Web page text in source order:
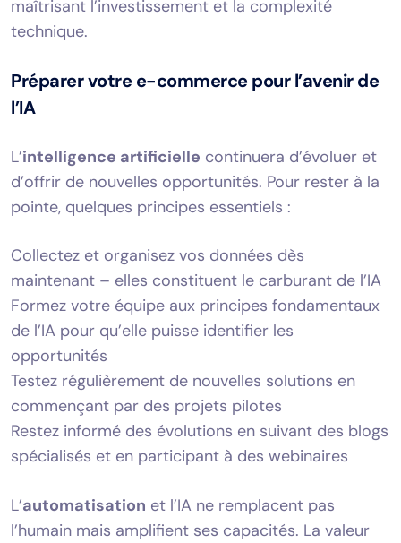
maîtrisant l’investissement et la complexité
technique.
Préparer votre e-commerce pour l’avenir de
l’IA
L’intelligence artificielle continuera d’évoluer et
d’offrir de nouvelles opportunités. Pour rester à la
pointe, quelques principes essentiels :
Collectez et organisez vos données dès
maintenant – elles constituent le carburant de l’IA
Formez votre équipe aux principes fondamentaux
de l’IA pour qu’elle puisse identifier les
opportunités
Testez régulièrement de nouvelles solutions en
commençant par des projets pilotes
Restez informé des évolutions en suivant des blogs
spécialisés et en participant à des webinaires
L’automatisation et l’IA ne remplacent pas
l’humain mais amplifient ses capacités. La valeur